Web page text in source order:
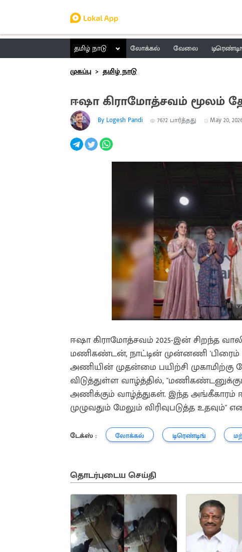
தமிழ் நாடு லோக்கல் வேலை
முகப்பு
தமிழ் நாடு
ஈஷா கிராமோத்சவம் மூலம்
By Logesh Pandi 7672 பார்த்தது May 20,
ஈஷா கிராமோத்சவம் 2025-இன் சிறந்த
மணிகண்டன், நாட்டின் முன்னணி
அணியின் முதன்மை பயிற்சி முகாமிற்கு
விடுத்துள்ள வாழ்த்தில்,
அணிக்கும் வாழ்த்துகள். இந்த அங்கீகாரம்
முழுவதும் மேலும் விரிவுபடுத்த உதவும்"
டேக்ஸ் : லோக்கல் டிரெண்டிங்
தொடர்புடைய செய்தி